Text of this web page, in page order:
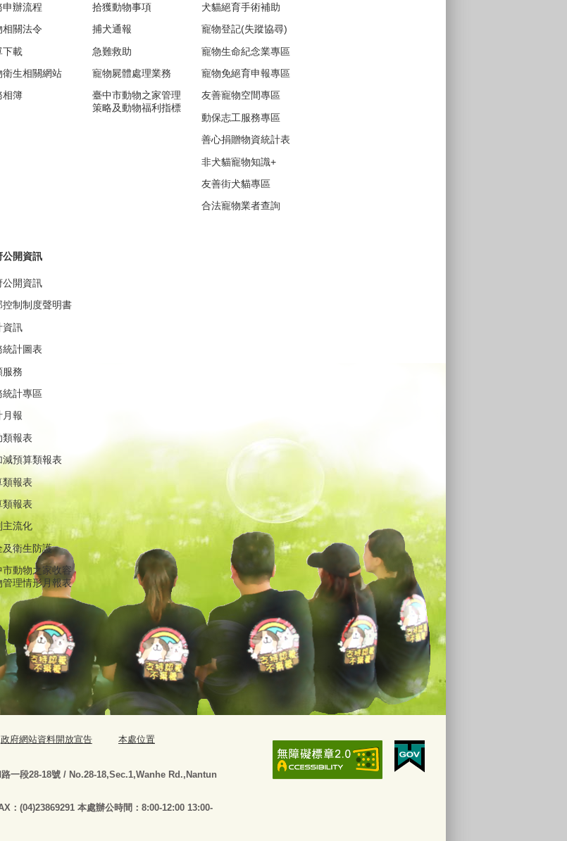
申辦流程
相關法令
下載
衛生相關網站
相簿
拾獲動物事項
捕犬通報
急難救助
寵物屍體處理業務
臺中市動物之家管理
策略及動物福利指標
犬貓絕育手術補助
寵物登記(失蹤協尋)
寵物生命紀念業專區
寵物免絕育申報專區
友善寵物空間專區
動保志工服務專區
善心捐贈物資統計表
非犬貓寵物知識+
友善街犬貓專區
合法寵物業者查詢
公開資訊
公開資訊
控制制度聲明書
資訊
統計圖表
服務
統計專區
月報
類報表
減預算類報表
類報表
類報表
主流化
及衛生防護
市動物之家收容
管理情形月報表
政府網站資料開放宣告 本處位置
一段28-18號 / No.28-18,Sec.1,Wanhe Rd.,Nantun
：(04)23869291 本處辦公時間：8:00-12:00 13:00-